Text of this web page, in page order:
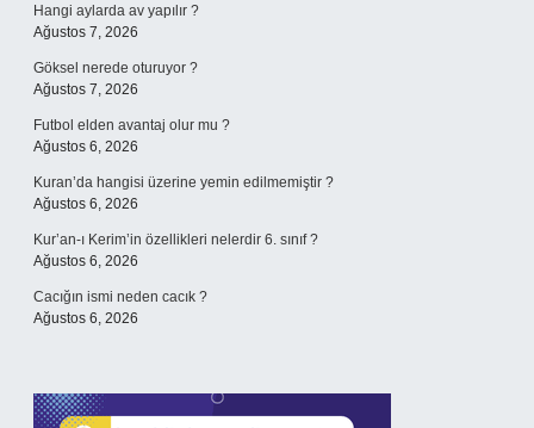
Hangi aylarda av yapılır ?
Ağustos 7, 2026
Göksel nerede oturuyor ?
Ağustos 7, 2026
Futbol elden avantaj olur mu ?
Ağustos 6, 2026
Kuran’da hangisi üzerine yemin edilmemiştir ?
Ağustos 6, 2026
Kur’an-ı Kerim’in özellikleri nelerdir 6. sınıf ?
Ağustos 6, 2026
Cacığın ismi neden cacık ?
Ağustos 6, 2026